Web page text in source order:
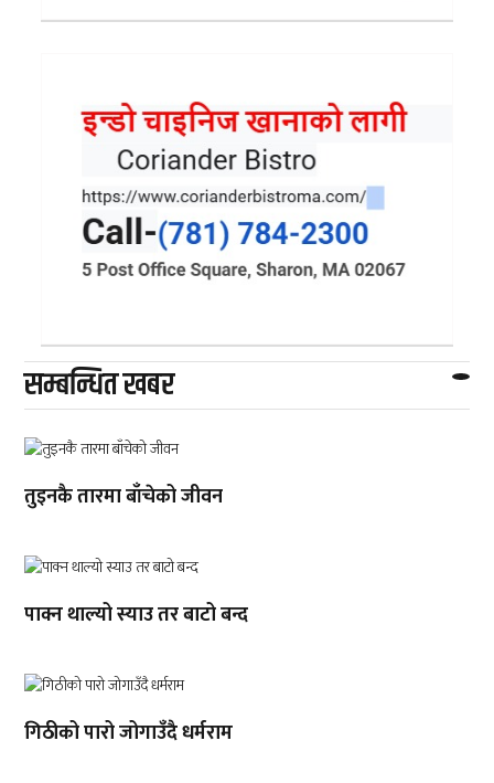
सम्बन्धित खबर
तुइनकै तारमा बाँचेको जीवन
पाक्न थाल्यो स्याउ तर बाटो बन्द
गिठीको पारो जोगाउँदै धर्मराम